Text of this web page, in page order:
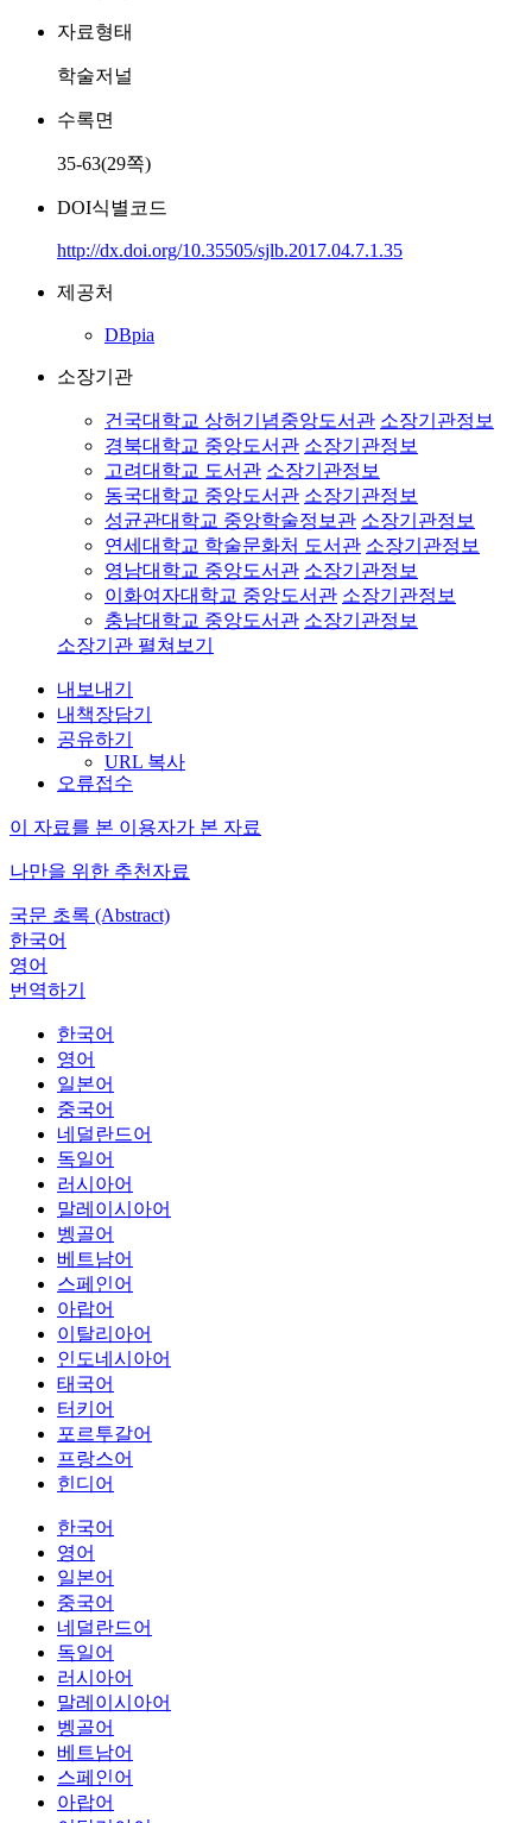
자료형태
학술저널
수록면
35-63(29쪽)
DOI식별코드
http://dx.doi.org/10.35505/sjlb.2017.04.7.1.35
제공처
DBpia
소장기관
건국대학교 상허기념중앙도서관 소장기관정보
경북대학교 중앙도서관 소장기관정보
고려대학교 도서관 소장기관정보
동국대학교 중앙도서관 소장기관정보
성균관대학교 중앙학술정보관 소장기관정보
연세대학교 학술문화처 도서관 소장기관정보
영남대학교 중앙도서관 소장기관정보
이화여자대학교 중앙도서관 소장기관정보
충남대학교 중앙도서관 소장기관정보
소장기관 펼쳐보기
내보내기
내책장담기
공유하기
URL 복사
오류접수
이 자료를 본 이용자가 본 자료
나만을 위한 추천자료
국문 초록 (Abstract)
한국어
영어
번역하기
한국어
영어
일본어
중국어
네덜란드어
독일어
러시아어
말레이시아어
벵골어
베트남어
스페인어
아랍어
이탈리아어
인도네시아어
태국어
터키어
포르투갈어
프랑스어
힌디어
한국어
영어
일본어
중국어
네덜란드어
독일어
러시아어
말레이시아어
벵골어
베트남어
스페인어
아랍어